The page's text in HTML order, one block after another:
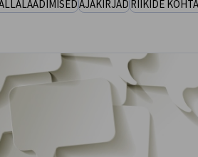
AJAKIRJADRIIKIDE